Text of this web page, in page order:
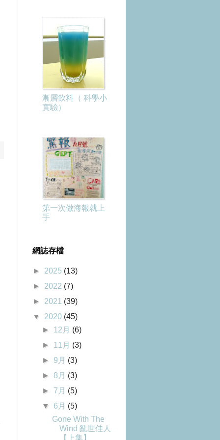
漸層飲料（ 科學小
實驗）
第一次做海報就上
手
網誌存檔
► 2025 (13)
► 2022 (7)
► 2021 (39)
▼ 2020 (45)
► 12月 (6)
► 11月 (3)
► 9月 (3)
►8月 (3)
► 7月 (5)
▼ 6月 (5)
Gone With The
Wind 亂世佳人
【上集】